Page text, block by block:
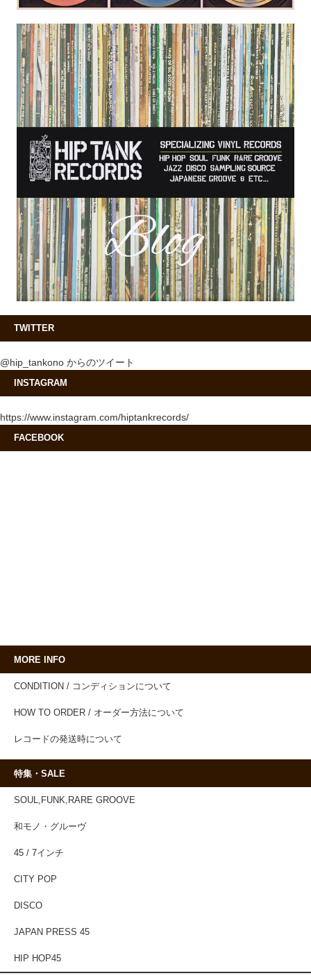
TWITTER
@hip_tankono からのツイート
INSTAGRAM
https://www.instagram.com/hiptankrecords/
FACEBOOK
MORE INFO
CONDITION / コンディションについて
HOW TO ORDER / オーダー方法について
レコードの発送時について
特集・SALE
SOUL,FUNK,RARE GROOVE
和モノ・グルーヴ
45 / 7インチ
CITY POP
DISCO
JAPAN PRESS 45
HIP HOP45